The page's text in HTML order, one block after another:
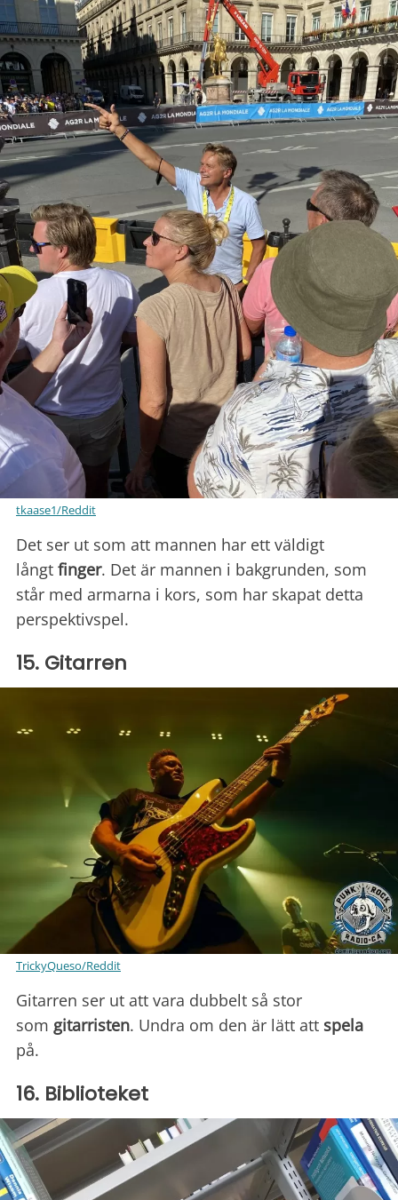
tkaase1/Reddit
Det ser ut som att mannen har ett väldigt
långt finger. Det är mannen i bakgrunden, som
står med armarna i kors, som har skapat detta
perspektivspel.
15. Gitarren
TrickyQueso/Reddit
Gitarren ser ut att vara dubbelt så stor
som gitarristen. Undra om den är lätt att spela
på.
16. Biblioteket